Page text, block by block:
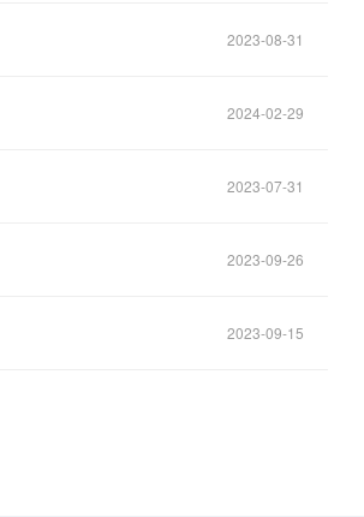
2023-08-31
2024-02-29
2023-07-31
2023-09-26
2023-09-15